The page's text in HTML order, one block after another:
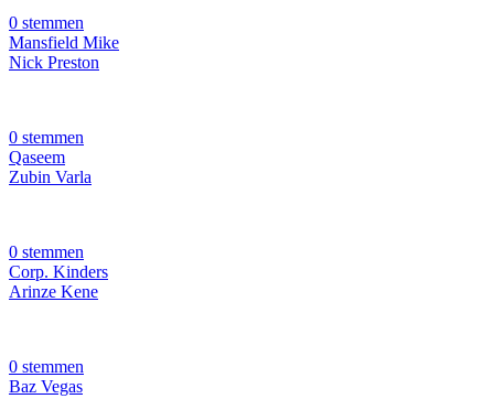
0 stemmen
Mansfield Mike
Nick Preston
0 stemmen
Qaseem
Zubin Varla
0 stemmen
Corp. Kinders
Arinze Kene
0 stemmen
Baz Vegas